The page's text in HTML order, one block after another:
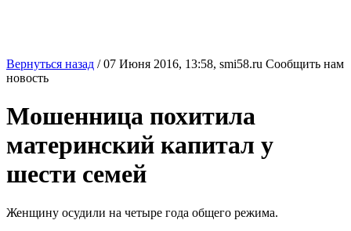
Вернуться назад /07 Июня 2016, 13:58, smi58.ru Сообщить нам
новость
Мошенница похитила
материнский капитал у
шести семей
Женщину осудили на четыре года общего режима.